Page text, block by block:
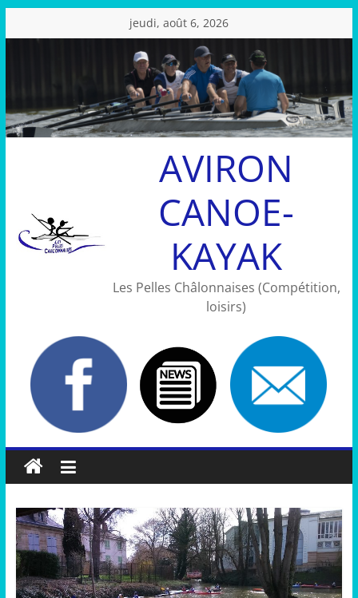
au
jeudi, août 6, 2026
AVIRON
CANOE-
KAYAK
Les Pelles Châlonnaises (Compétition,
loisirs)